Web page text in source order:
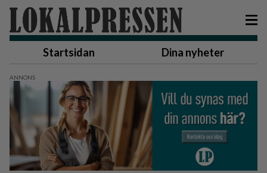
Startsidan Dina nyheter